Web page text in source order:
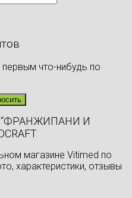
что-нибудь по
И
магазине Vitimed по
характеристики, отзывы